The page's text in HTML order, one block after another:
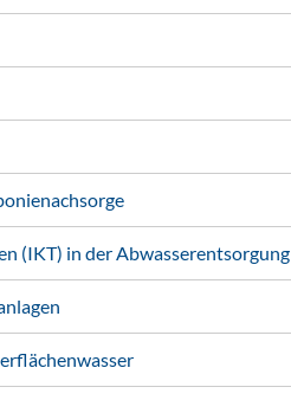
(IKT) in der Abwasserentsorgung